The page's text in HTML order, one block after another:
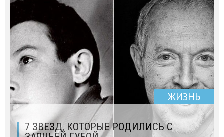
ЖИЗНЬ
7 ЗВЕЗД, КОТОРЫЕ РОДИЛИСЬ С